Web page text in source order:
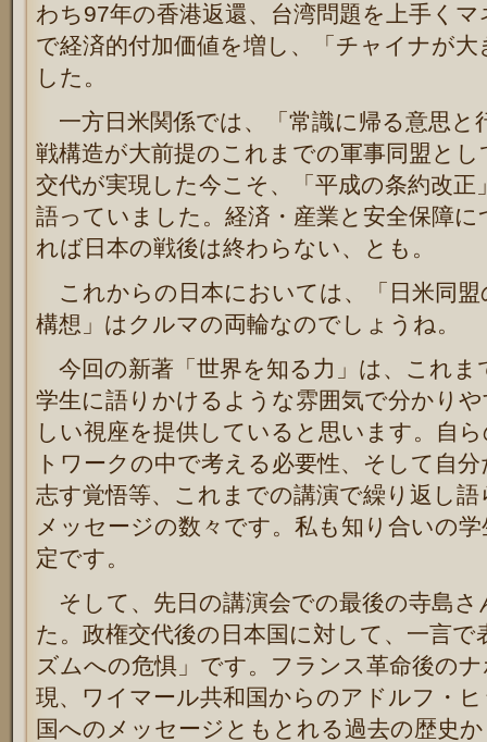
わち97年の香港返還、台湾問題を上手く
で経済的付加価値を増し、「チャイナが
した。
一方日米関係では、「常識に帰る意思と
戦構造が大前提のこれまでの軍事同盟と
交代が実現した今こそ、「平成の条約改
語っていました。経済・産業と安全保障
れば日本の戦後は終わらない、とも。
これからの日本においては、「日米同盟
構想」はクルマの両輪なのでしょうね。
今回の新著「世界を知る力」は、これま
学生に語りかけるような雰囲気で分かり
しい視座を提供していると思います。自
トワークの中で考える必要性、そして自
志す覚悟等、これまでの講演で繰り返し
メッセージの数々です。私も知り合いの
定です。
そして、先日の講演会での最後の寺島さ
た。政権交代後の日本国に対して、一言
ズムへの危惧」です。フランス革命後の
現、ワイマール共和国からのアドルフ・
国へのメッセージともとれる過去の歴史